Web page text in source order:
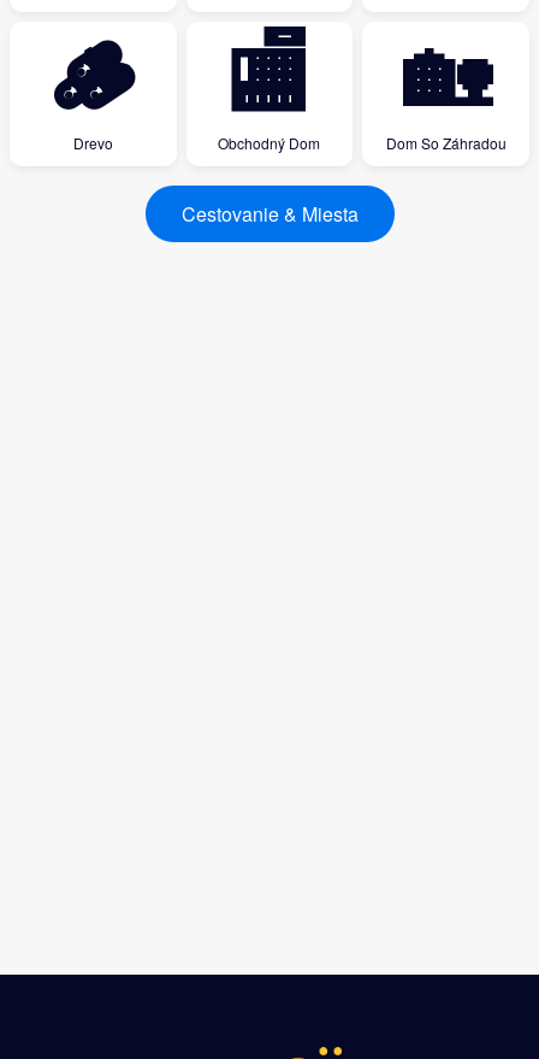
🪵
Drevo
🏬
Obchodný Dom
🏡
Dom So Záhradou
Cestovanie & Miesta